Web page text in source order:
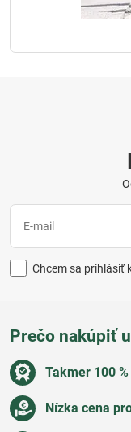
Chcem sa prihlásiť
Prečo nakúpiť
Takmer 100
Nízka cena